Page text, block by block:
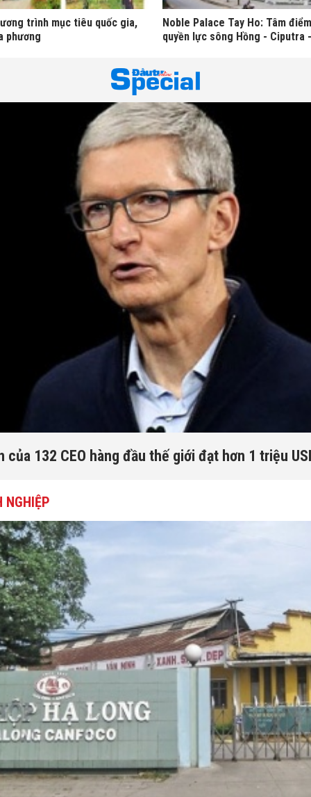
trình mục tiêu quốc gia,
phương
Noble Palace Tay Ho: Tâm
quyền lực sông Hồng - Ciputra
của 132 CEO hàng đầu thế giới đạt hơn 1 triệu
NGHIỆP